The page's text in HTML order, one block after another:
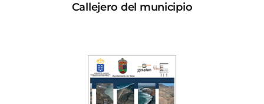
Callejero del municipio